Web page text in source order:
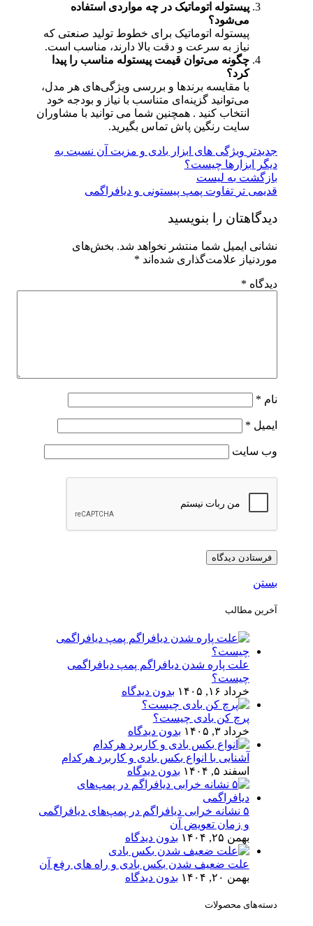
پیستوله اتوماتیک در چه مواردی استفاده
می‌شود؟
پیستوله اتوماتیک برای خطوط تولید صنعتی که
نیاز به سرعت و دقت بالا دارند، مناسب است.
چگونه می‌توان قیمت پیستوله مناسب را پیدا
کرد؟
با مقایسه برندها و بررسی ویژگی‌های هر مدل،
می‌توانید گزینه‌ای متناسب با نیاز و بودجه خود
انتخاب کنید . همچنین شما می توانید با مشاوران
سایت رنگین پاش تماس بگیرید.
جدیدتر ویژگی های ابزار بادی و مزیت آن نسبت به
دیگر ابزارها چیست؟
بازگشت به لیست
قدیمی تر تفاوت پمپ پیستونی و دیافراگمی
دیدگاهتان را بنویسید
نشانی ایمیل شما منتشر نخواهد شد. بخش‌های
موردنیاز علامت‌گذاری شده‌اند *
دیدگاه *
نام *
ایمیل *
وب‌ سایت
بستن
آخرین مطالب
علت پاره شدن دیافراگم پمپ دیافراگمی
چیست؟
خرداد ۱۶, ۱۴۰۵
بدون دیدگاه
پرچ کن بادی چیست؟
خرداد ۳, ۱۴۰۵
بدون دیدگاه
آشنایی با انواع بکس بادی و کاربرد هرکدام
اسفند ۵, ۱۴۰۴
بدون دیدگاه
۵ نشانه خرابی دیافراگم در پمپ‌های دیافراگمی
و زمان تعویض آن
بهمن ۲۵, ۱۴۰۴
بدون دیدگاه
علت ضعیف شدن بکس بادی و راه های رفع آن
بهمن ۲۰, ۱۴۰۴
بدون دیدگاه
دسته‌های محصولات